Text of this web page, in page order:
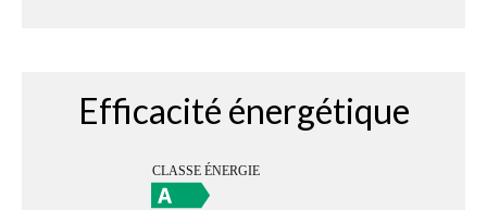
Efficacité énergétique